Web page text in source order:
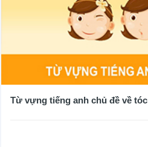
Từ vựng tiếng anh chủ đề về tóc